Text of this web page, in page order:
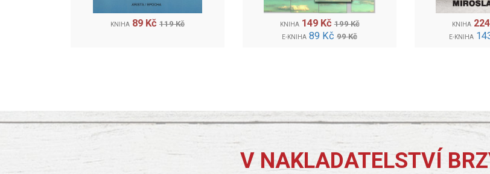
KNIHA 89 Kč 119 Kč KNIHA 149 Kč 199 Kč
E-KNIHA 89 Kč 99 Kč
KNIHA
E-KNIHA
V NAKLADATELSTVÍ